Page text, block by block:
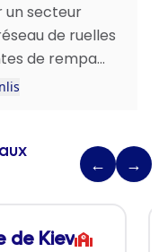
un secteur
de ruelles
de rempa...
← →
de Kiev